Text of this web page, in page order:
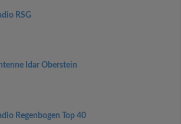
RSG
Idar Oberstein
Regenbogen Top 40